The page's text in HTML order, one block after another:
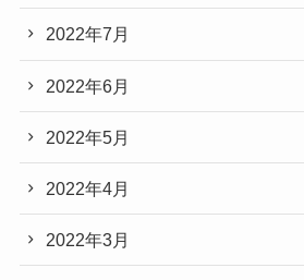
2022年7月
2022年6月
2022年5月
2022年4月
2022年3月